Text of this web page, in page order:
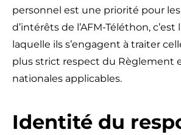
personnel est une priorité pour
d’intérêts de l’AFM-Téléthon, c’est
laquelle ils s’engagent à traiter
plus strict respect du Règlement
nationales applicables.
Identité du